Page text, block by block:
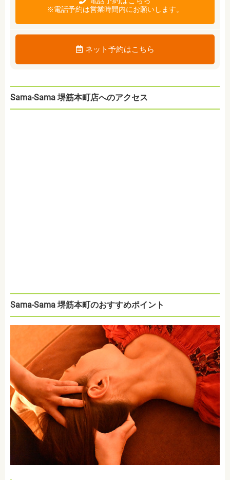
※電話予約は営業時間内にお願いします。
ネット予約はこちら
Sama-Sama 堺筋本町店へのアクセス
Sama-Sama 堺筋本町のおすすめポイント